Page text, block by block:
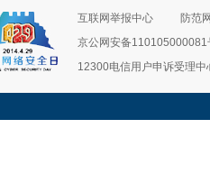
互联网举报中心
防范
京公网安备110105000081
12300电信用户申诉受理中